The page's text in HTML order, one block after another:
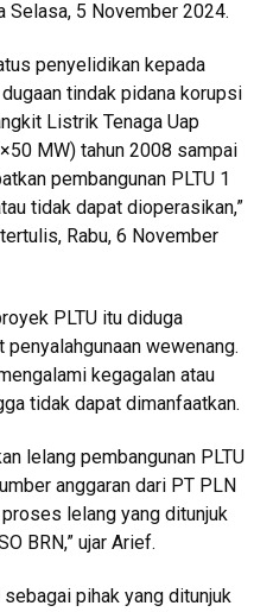
Selasa, 5 November 2024.
penyelidikan kepada
tindak pidana korupsi
Listrik Tenaga Uap
MW) tahun 2008 sampai
pembangunan PLTU 1
tidak dapat dioperasikan,”
Rabu, 6 November
PLTU itu diduga
wewenang.
kegagalan atau
tidak dapat dimanfaatkan.
lelang pembangunan PLTU
anggaran dari PT PLN
lelang yang ditunjuk
BRN,” ujar Arief.
pihak yang ditunjuk